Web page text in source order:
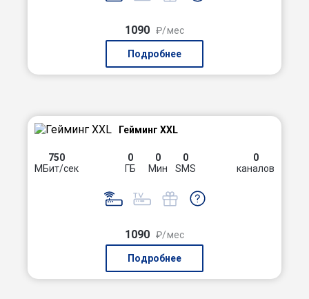
1090 ₽/мес
Подробнее
Гейминг XXL
750
МБит/сек
0
ГБ
0
Мин
0
SMS
0
каналов
1090 ₽/мес
Подробнее